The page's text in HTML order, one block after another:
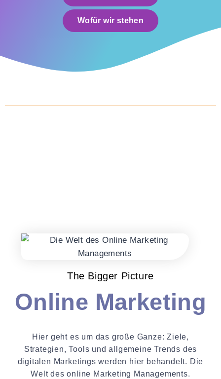
Wofür wir stehen
The Bigger Picture
Online Marketing
Hier geht es um das große Ganze: Ziele,
Strategien, Tools und allgemeine Trends des
digitalen Marketings werden hier behandelt. Die
Welt des online Marketing Managements.